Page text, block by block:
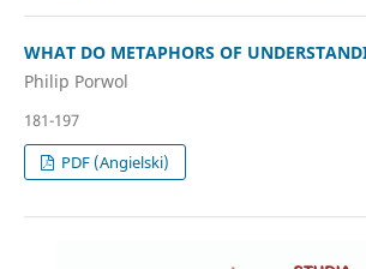
WHAT DO METAPHORS OF
Philip Porwol
181-197
PDF (Angielski)